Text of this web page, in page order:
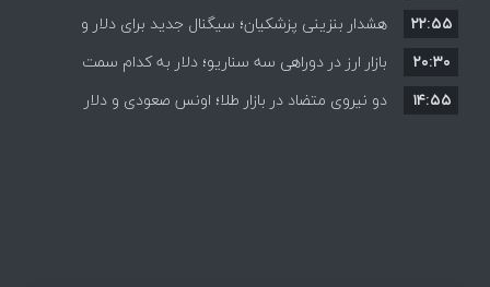
هشدار بنزینی پزشکیان؛ سیگنال جدید برای دلار و
طلا؟
۲۲:۵۵
بازار ارز در دوراهی سه سناریو؛ دلار به کدام سمت
می‌رود؟
۲۰:۳۰
دو نیروی متضاد در بازار طلا؛ اونس صعودی و دلار
۱۴:۵۵